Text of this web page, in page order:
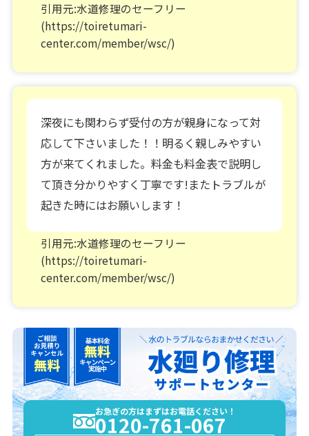
引用元:水道修理のセーフリー
(https://toiretumari-
center.com/member/wsc/)
深夜にも関わらず受付の方が親身になって対
応して下さいました！！明るく親しみやすい
方が来てくれました。料金も料金表で説明し
て頂き分かりやすく丁寧です!またトラブルが
起きた時にはお願いします！
引用元:水道修理のセーフリー
(https://toiretumari-
center.com/member/wsc/)
お急ぎの方はまずはお電話ください！
0120-761-067